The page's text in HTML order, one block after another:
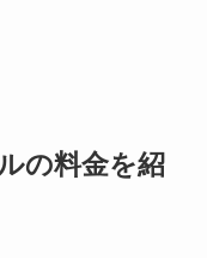
の料金を紹